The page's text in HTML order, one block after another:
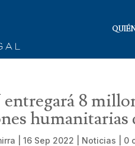
8
humanitarias
|16 Sep 2022 Noticias 0